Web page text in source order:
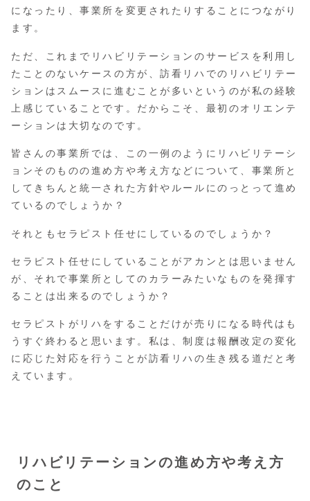
になったり、事業所を変更されたりすることにつながり
ます。
ただ、これまでリハビリテーションのサービスを利用し
たことのないケースの方が、訪看リハでのリハビリテー
ションはスムースに進むことが多いというのが私の経験
上感じていることです。だからこそ、最初のオリエンテ
ーションは大切なのです。
皆さんの事業所では、この一例のようにリハビリテーシ
ョンそのものの進め方や考え方などについて、事業所と
してきちんと統一された方針やルールにのっとって進め
ているのでしょうか？
それともセラピスト任せにしているのでしょうか？
セラピスト任せにしていることがアカンとは思いません
が、それで事業所としてのカラーみたいなものを発揮す
ることは出来るのでしょうか？
セラピストがリハをすることだけが売りになる時代はも
うすぐ終わると思います。私は、制度は報酬改定の変化
に応じた対応を行うことが訪看リハの生き残る道だと考
えています。
リハビリテーションの進め方や考え方
のこと